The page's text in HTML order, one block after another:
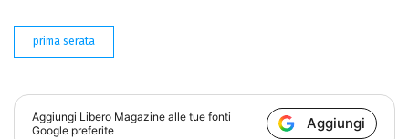
prima serata
Aggiungi Libero Magazine alle tue fonti
Google preferite
Aggiungi